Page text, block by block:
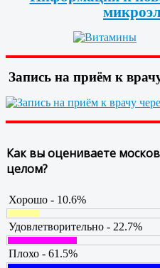
Запись на приём к
Как вы оцениваете
целом?
Хорошо - 10.6%
Удовлетворительно - 22.7%
Плохо - 61.5%